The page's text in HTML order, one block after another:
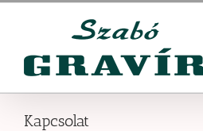
Kihagyás
Kapcsolat